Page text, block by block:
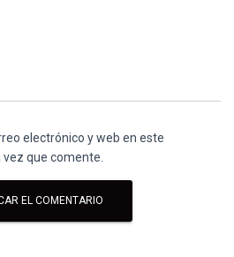
electrónico y web en este
que comente.